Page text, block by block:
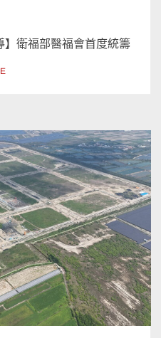
】衛福部醫福會首度統籌